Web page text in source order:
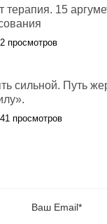
терапия. 15
просмотров
сильной. Путь
просмотров